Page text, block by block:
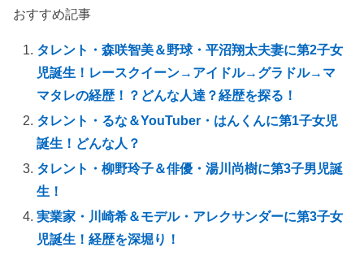
おすすめ記事
タレント・森咲智美＆野球・平沼翔太夫妻に第2子女
児誕生！レースクイーン→アイドル→グラドル→マ
マタレの経歴！？どんな人達？経歴を探る！
タレント・るな＆YouTuber・はんくんに第1子女児
誕生！どんな人？
タレント・柳野玲子＆俳優・湯川尚樹に第3子男児誕
生！
実業家・川崎希＆モデル・アレクサンダーに第3子女
児誕生！経歴を深堀り！